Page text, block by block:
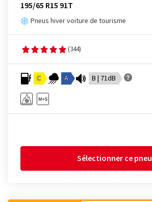
195/65 R15 91T
Pneus hiver voiture de tourisme
(344)
C A B | 71dB
Sélectionner ce pneu